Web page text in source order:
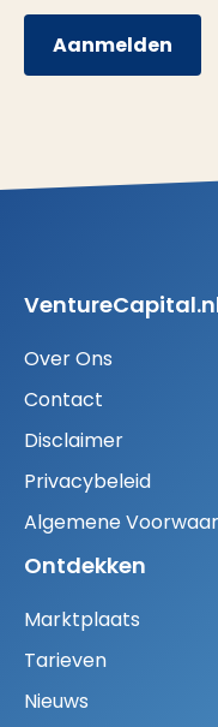
Aanmelden
Over Ons
Contact
Disclaimer
Privacybeleid
Algemene
Ontdekken
Marktplaats
Tarieven
Nieuws